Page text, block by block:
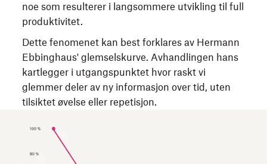
noe som resulterer i langsommere utvikling til full
produktivitet.
Dette fenomenet kan best forklares av Hermann
Ebbinghaus' glemselskurve. Avhandlingen hans
kartlegger i utgangspunktet hvor raskt vi
glemmer deler av ny informasjon over tid, uten
tilsiktet øvelse eller repetisjon.